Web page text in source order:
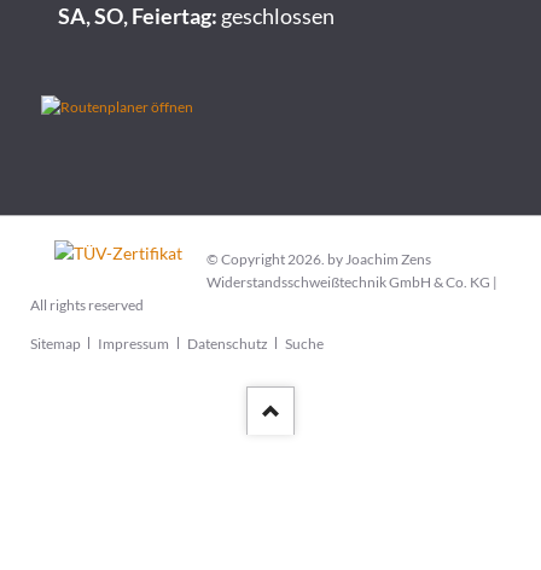
SA, SO, Feiertag: geschlossen
© Copyright 2026. by Joachim Zens
Widerstandsschweißtechnik GmbH & Co. KG |
All rights reserved
Navigation
Sitemap Impressum Datenschutz Suche